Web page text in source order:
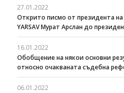
27.01.2022
Открито писмо от президента
YARSAV Мурат Арслан до
16.01.2022
Обобщение на някои основни
относно очакваната съдебна
06.01.2022